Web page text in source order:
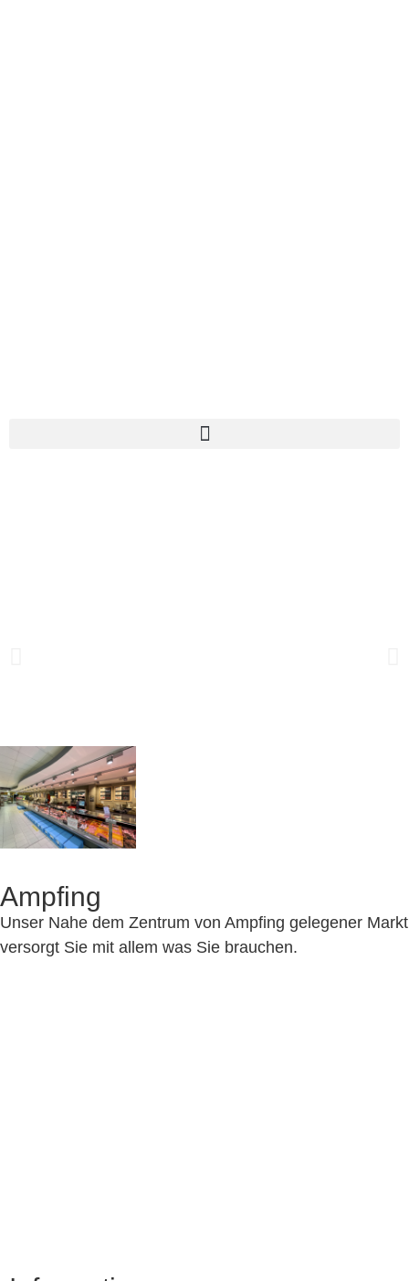
Ampfing
Unser Nahe dem Zentrum von Ampfing gelegener Markt
versorgt Sie mit allem was Sie brauchen.